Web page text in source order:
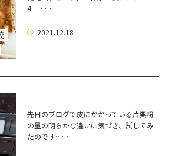
4 ……
2021.12.18
先日のブログで皮にかかっている片栗粉
の量の明らかな違いに気づき、試してみ
たのです……